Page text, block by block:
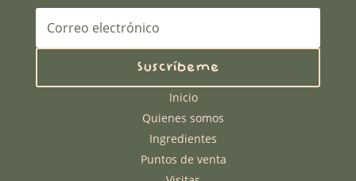
Suscríbeme
Inicio
Quienes somos
Ingredientes
Puntos de venta